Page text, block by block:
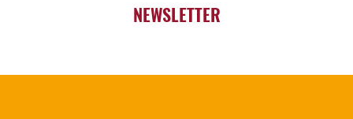
NEWSLETTER